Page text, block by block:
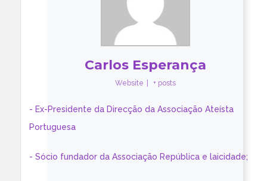
Carlos Esperança
Website + posts
- Ex-Presidente da Direcção da Associação Ateísta
Portuguesa
- Sócio fundador da Associação República e laicidade;